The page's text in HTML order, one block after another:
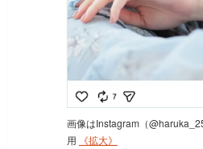
画像はInstagram（
用
《拡大》